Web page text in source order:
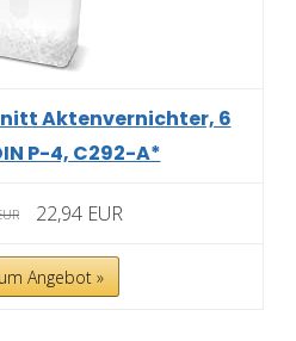
Aktenvernichter, 6
P-4, C292-A*
22,94 EUR
Angebot »